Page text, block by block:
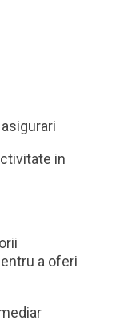
in
a oferi